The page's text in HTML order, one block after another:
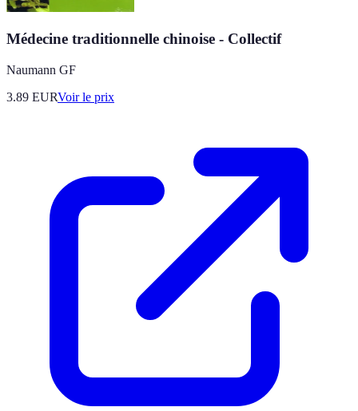
Médecine traditionnelle chinoise - Collectif
Naumann GF
3.89 EURVoir le prix